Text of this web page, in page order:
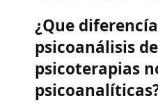
¿Que
psicoanálisis
psicoterapias